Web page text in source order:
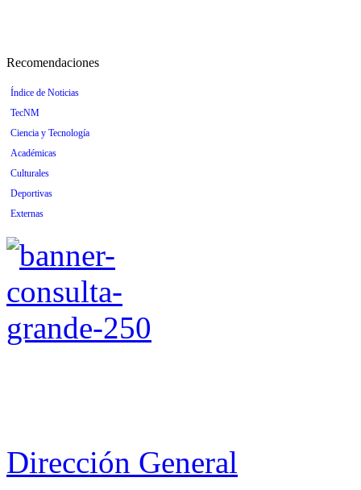
Recomendaciones
Índice de Noticias
TecNM
Ciencia y Tecnología
Académicas
Culturales
Deportivas
Externas
Dirección General